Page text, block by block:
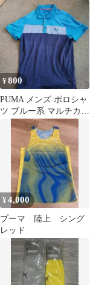
¥800
PUMA メンズ ポロシャ
ツ ブルー系 マルチカラ
¥4,000
プーマ 陸上 シング
レッド